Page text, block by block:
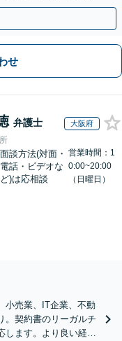
料】
せ
弁護士 大阪府
面談方法(対面・
電話・ビデオな
ど)は応相談
営業時間：1
0:00~20:00
（日曜日）
小売業、IT企業、不動
。契約書のリーガルチ
します。より良い経営